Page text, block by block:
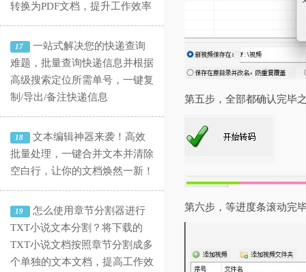
转换为PDF文档，提升工作效率
17
一站式解决您的快递查询
难题，批量查询快递信息并根据
高级搜索定位所需单号，一键复
制/导出/备注快递信息
18
文本编辑神器来袭！高效
批量处理，一键合并文本并清除
空白行，让你的文档焕然一新！
19
怎么使用章节分割器进行
TXT小说文本分割？将下载的
TXT小说文档按照章节分割成多
个单独的文本文档，提高工作效
第五步，全部都确认完毕
第六步，等进度条滚动完